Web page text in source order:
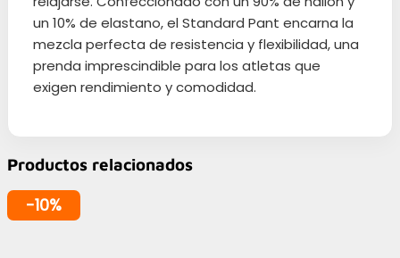
un 10% de elastano, el Standard Pant encarna la
mezcla perfecta de resistencia y flexibilidad, una
prenda imprescindible para los atletas que
exigen rendimiento y comodidad.
Productos relacionados
-10%